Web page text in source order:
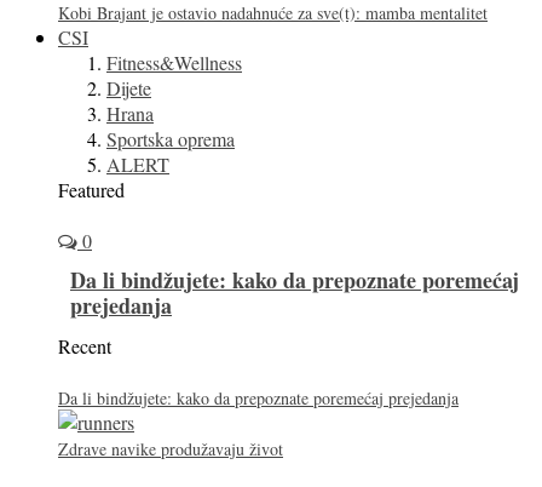
Kobi Brajant je ostavio nadahnuće za sve(t): mamba mentalitet
CSI
Fitness&Wellness
Dijete
Hrana
Sportska oprema
ALERT
Featured
0
Da li bindžujete: kako da prepoznate poremećaj
prejedanja
Recent
Da li bindžujete: kako da prepoznate poremećaj prejedanja
Zdrave navike produžavaju život